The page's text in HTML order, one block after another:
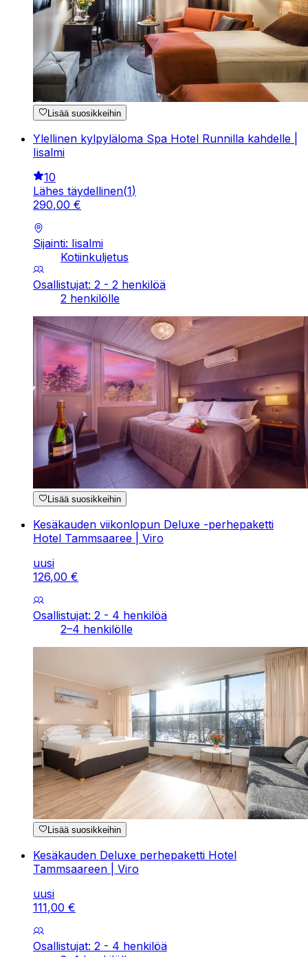
Lisää suosikkeihin
Ylellinen kylpyläloma Spa Hotel Runnilla kahdelle |
Iisalmi
10
Lähes täydellinen(1)
290,00 €
Sijainti: Iisalmi
Kotiinkuljetus
Osallistujat: 2 - 2 henkilöä
2 henkilölle
Lisää suosikkeihin
Kesäkauden viikonlopun Deluxe -perhepaketti
Hotel Tammsaaree | Viro
uusi
126,00 €
Osallistujat: 2 - 4 henkilöä
2–4 henkilölle
Lisää suosikkeihin
Kesäkauden Deluxe perhepaketti Hotel
Tammsaareen | Viro
uusi
111,00 €
Osallistujat: 2 - 4 henkilöä